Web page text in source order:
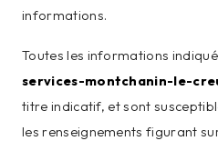
informations.
Toutes les informations
services-montchanin-le-
titre indicatif, et sont
les renseignements figurant